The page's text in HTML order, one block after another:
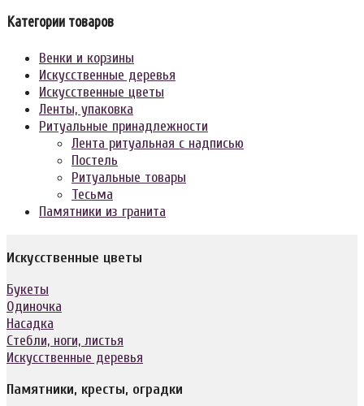
Категории товаров
Венки и корзины
Искусственные деревья
Искусственные цветы
Ленты, упаковка
Ритуальные принадлежности
Лента ритуальная с надписью
Постель
Ритуальные товары
Тесьма
Памятники из гранита
Искусственные цветы
Букеты
Одиночка
Насадка
Стебли, ноги, листья
Искусственные деревья
Памятники, кресты, оградки